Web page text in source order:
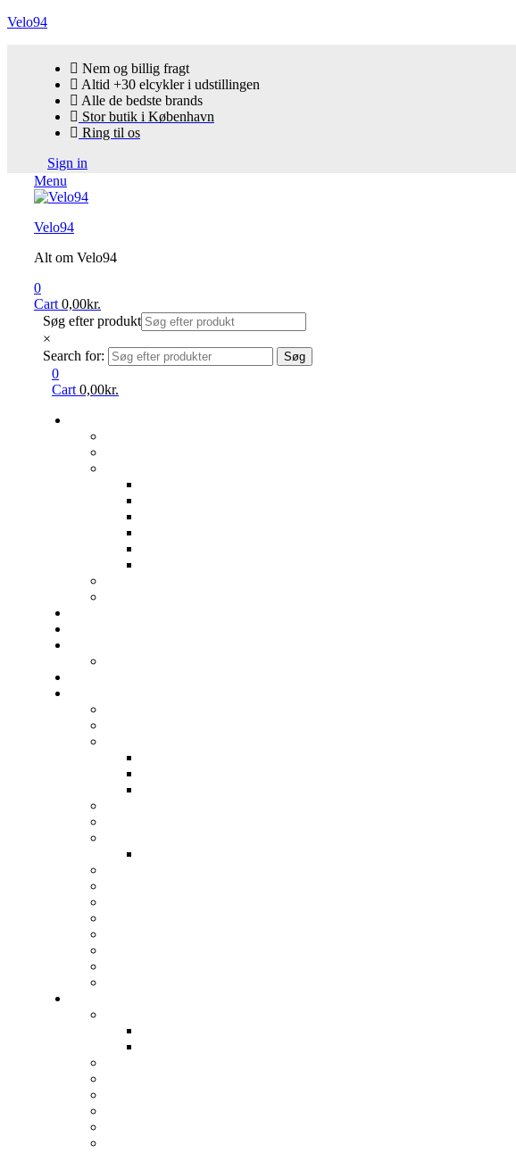
Velo94
Nem og billig fragt
Altid +30 elcykler i udstillingen
Alle de bedste brands
Stor butik i København
Ring til os
Sign in
Menu
Velo94
Alt om Velo94
0
Cart 0,00kr.
Søg efter produkt
×
Search for:
Søg
0
Cart 0,00kr.